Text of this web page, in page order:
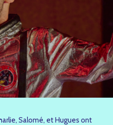
Salomé, et Hugues ont